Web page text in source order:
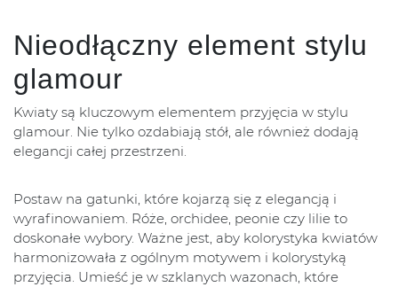
Nieodłączny element stylu
glamour
Kwiaty są kluczowym elementem przyjęcia w stylu
glamour. Nie tylko ozdabiają stół, ale również dodają
elegancji całej przestrzeni.
Postaw na gatunki, które kojarzą się z elegancją i
wyrafinowaniem. Róże, orchidee, peonie czy lilie to
doskonałe wybory. Ważne jest, aby kolorystyka kwiatów
harmonizowała z ogólnym motywem i kolorystyką
przyjęcia. Umieść je w szklanych wazonach, które